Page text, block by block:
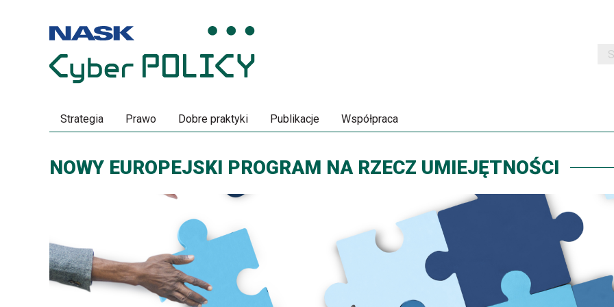
Przeskocz
Przeskocz
Strategia Prawo Dobre praktyki Publikacje Współpraca
NOWY EUROPEJSKI PROGRAM NA RZECZ UMIEJĘTNOŚCI